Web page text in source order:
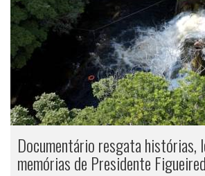
Documentário resgata histórias,
memórias de Presidente